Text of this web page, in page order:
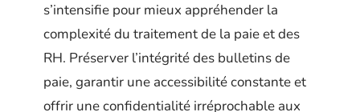
s’intensifie pour mieux appréhender la
complexité du traitement de la paie et des
RH. Préserver l’intégrité des bulletins de
paie, garantir une accessibilité constante et
offrir une confidentialité irréprochable aux